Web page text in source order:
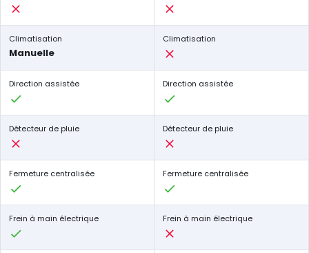
Climatisation
Manuelle
Climatisation
Direction assistée Direction assistée
Détecteur de pluie Détecteur de pluie
Fermeture centralisée Fermeture centralisée
Frein à main électrique Frein à main électrique